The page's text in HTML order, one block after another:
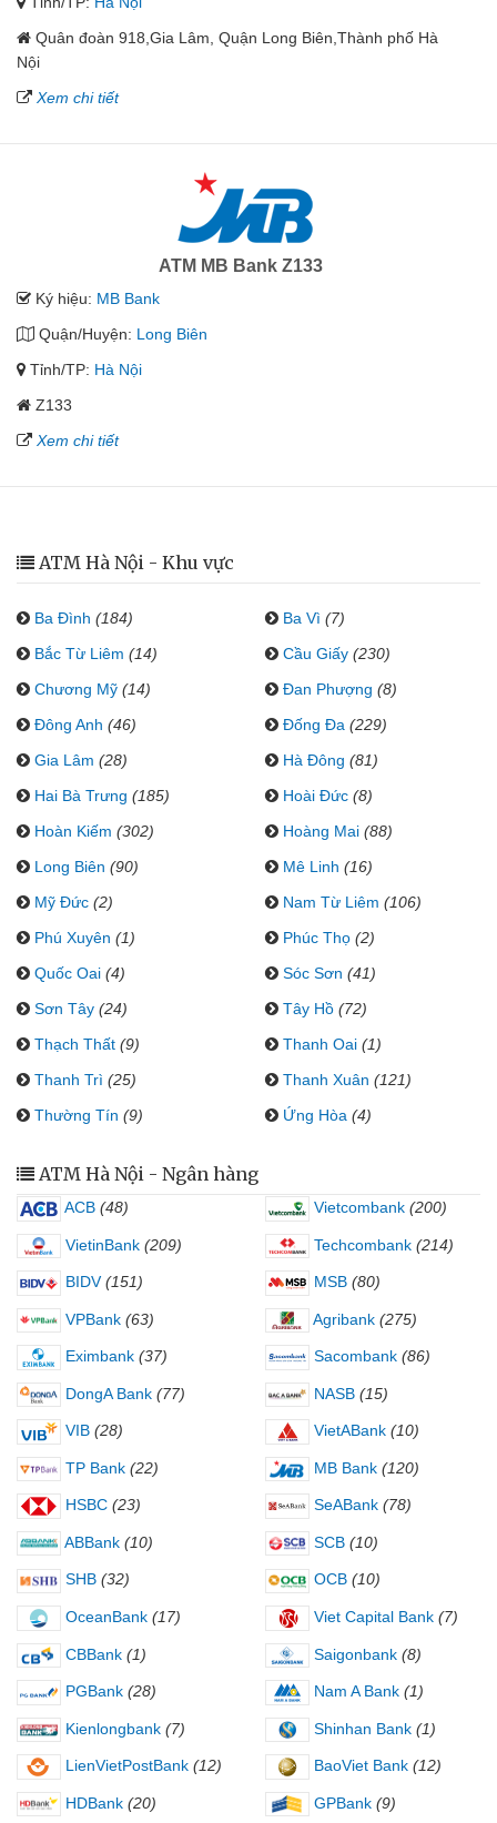
Quân đoàn 918,Gia Lâm, Quận Long Biên,Thành phố Hà
Nội
Xem chi tiết
ATM MB Bank Z133
Ký hiệu: MB Bank
Quận/Huyện: Long Biên
Tỉnh/TP: Hà Nội
Z133
Xem chi tiết
ATM Hà Nội - Khu vực
Ba Đình (184) Ba Vì (7)
Bắc Từ Liêm (14) Cầu Giấy (230)
Chương Mỹ (14) Đan Phượng (8)
Đông Anh (46) Đống Đa (229)
Gia Lâm (28) Hà Đông (81)
Hai Bà Trưng (185) Hoài Đức (8)
Hoàn Kiếm (302) Hoàng Mai (88)
Long Biên (90) Mê Linh (16)
Mỹ Đức (2) Nam Từ Liêm (106)
Phú Xuyên (1) Phúc Thọ (2)
Quốc Oai (4) Sóc Sơn (41)
Sơn Tây (24) Tây Hồ (72)
Thạch Thất (9) Thanh Oai (1)
Thanh Trì (25) Thanh Xuân (121)
Thường Tín (9) Ứng Hòa (4)
ATM Hà Nội - Ngân hàng
ACB (48) Vietcombank (200)
VietinBank (209) Techcombank (214)
BIDV (151) MSB (80)
VPBank (63) Agribank (275)
Eximbank (37) Sacombank (86)
DongA Bank (77) NASB (15)
VIB (28) VietABank (10)
TP Bank (22) MB Bank (120)
HSBC (23) SeABank (78)
ABBank (10) SCB (10)
SHB (32) OCB (10)
OceanBank (17) Viet Capital Bank (7)
CBBank (1) Saigonbank (8)
PGBank (28) Nam A Bank (1)
Kienlongbank (7) Shinhan Bank (1)
LienVietPostBank (12) BaoViet Bank (12)
HDBank (20) GPBank (9)